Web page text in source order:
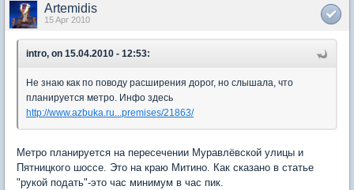
Artemidis
15 Apr 2010
intro, on 15.04.2010 - 12:53:
Не знаю как по поводу расширения дорог, но слышала, что
планируется метро. Инфо здесь
http://www.azbuka.ru...premises/21863/
Метро планируется на пересечении Муравлёвской улицы и
Пятницкого шоссе. Это на краю Митино. Как сказано в статье
"рукой подать"-это час минимум в час пик.